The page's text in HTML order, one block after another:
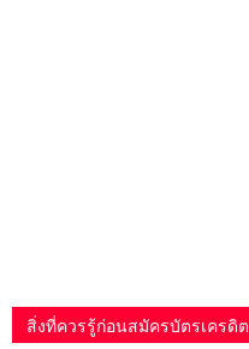
สิ่งที่ควรรู้ก่อนสมัครบัตรเครดิต